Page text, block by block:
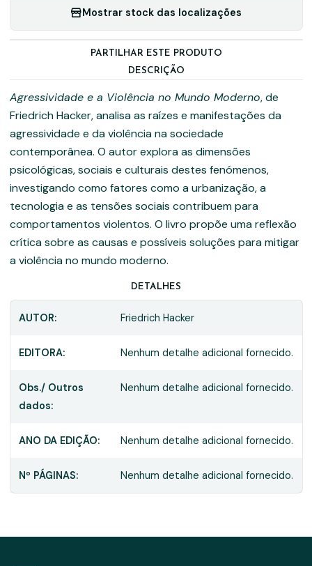
Mostrar stock das localizações
PARTILHAR ESTE PRODUTO
DESCRIÇÃO
Agressividade e a Violência no Mundo Moderno, de
Friedrich Hacker, analisa as raízes e manifestações da
agressividade e da violência na sociedade
contemporânea. O autor explora as dimensões
psicológicas, sociais e culturais destes fenómenos,
investigando como fatores como a urbanização, a
tecnologia e as tensões sociais contribuem para
comportamentos violentos. O livro propõe uma reflexão
crítica sobre as causas e possíveis soluções para mitigar
a violência no mundo moderno.
DETALHES
AUTOR: Friedrich Hacker
EDITORA: Nenhum detalhe adicional fornecido.
Obs./ Outros
dados:
Nenhum detalhe adicional fornecido.
ANO DA EDIÇÃO: Nenhum detalhe adicional fornecido.
Nº PÁGINAS: Nenhum detalhe adicional fornecido.